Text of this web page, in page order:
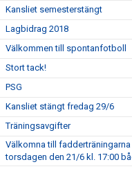
Kansliet semesterstängt
Lagbidrag 2018
Välkommen till spontanfotboll
Stort tack!
PSG
Kansliet stängt fredag 29/6
Träningsavgifter
Välkomna till
torsdagen den 21/6 kl. 17:00